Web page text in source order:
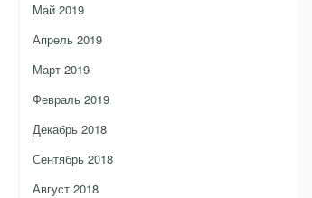
Май 2019
Апрель 2019
Март 2019
Февраль 2019
Декабрь 2018
Сентябрь 2018
Август 2018